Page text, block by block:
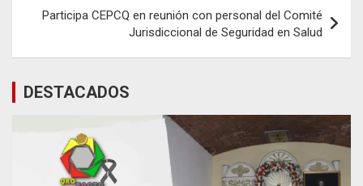
Participa CEPCQ en reunión con personal del Comité
Jurisdiccional de Seguridad en Salud
DESTACADOS